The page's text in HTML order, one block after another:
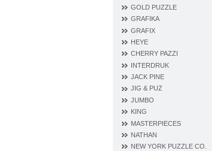
GOLD PUZZLE
GRAFIKA
GRAFIX
HEYE
CHERRY PAZZI
INTERDRUK
JACK PINE
JIG & PUZ
JUMBO
KING
MASTERPIECES
NATHAN
NEW YORK PUZZLE CO.